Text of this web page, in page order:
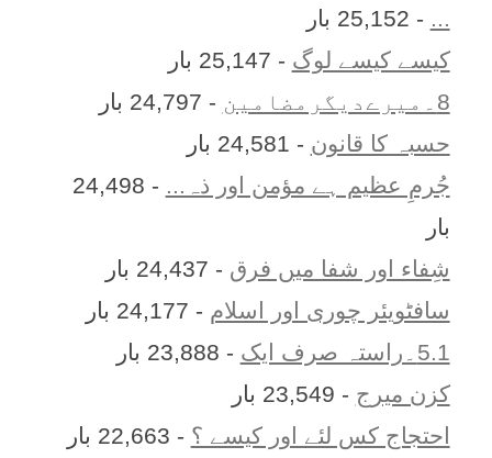
... - 25,152 بار
کیسے کیسے لوگ - 25,147 بار
8۔میرےدیگرمضامین
- 24,797 بار
حسبہ کا قانون - 24,581 بار
جُرمِ عظیم ہے مؤمن اور ذہ...
- 24,498
بار
شِفاء اور شفا میں فرق - 24,437 بار
سافٹویئر چوری اور اسلام - 24,177 بار
5.1۔راستہ صرف ایک
- 23,888 بار
کزن ميرج - 23,549 بار
احتجاج کس لئے اور کیسے ؟ - 22,663 بار